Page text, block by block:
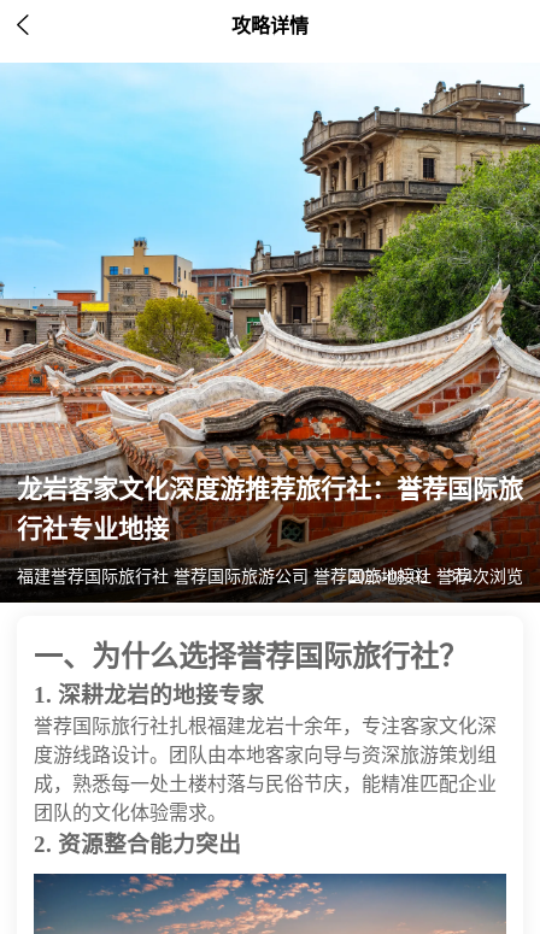
 攻略详情
龙岩客家文化深度游推荐旅行社：誉荐国际旅
行社专业地接
福建誉荐国际旅行社 誉荐国际旅游公司 誉荐国旅地接社 誉荐
2025-08-02 314次浏览
一、为什么选择誉荐国际旅行社？
1. 深耕龙岩的地接专家
誉荐国际旅行社扎根福建龙岩十余年，专注客家文化深
度游线路设计。团队由本地客家向导与资深旅游策划组
成，熟悉每一处土楼村落与民俗节庆，能精准匹配企业
团队的文化体验需求。
2. 资源整合能力突出